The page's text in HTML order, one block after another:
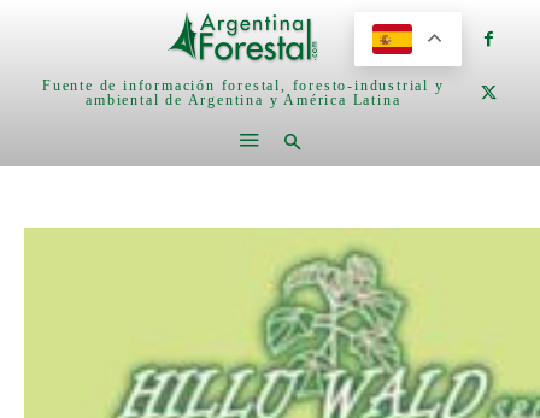
Fuente de información forestal, foresto-industrial y
ambiental de Argentina y América Latina